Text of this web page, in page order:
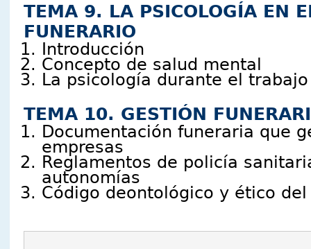
TEMA 9. LA PSICOLOGÍA EN
FUNERARIO
Introducción
Concepto de salud mental
La psicología durante el
TEMA 10. GESTIÓN
Documentación funeraria que
empresas
Reglamentos de policía
autonomías
Código deontológico y ético